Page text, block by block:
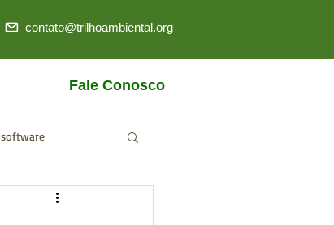
contato@trilhoambiental.org
Fale Conosco
software